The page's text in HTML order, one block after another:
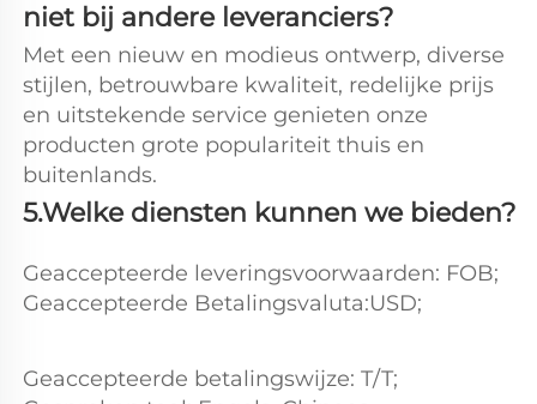
niet bij andere leveranciers?
Met een nieuw en modieus ontwerp, diverse
stijlen, betrouwbare kwaliteit, redelijke prijs
en uitstekende service genieten onze
producten grote populariteit thuis en
buitenlands.
Geaccepteerde leveringsvoorwaarden: FOB;
Geaccepteerde Betalingsvaluta:USD;
Geaccepteerde betalingswijze: T/T;